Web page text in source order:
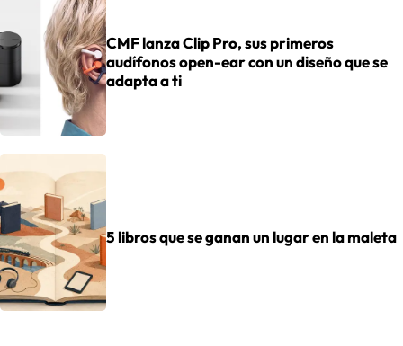
CMF lanza Clip Pro, sus primeros
audífonos open-ear con un diseño que se
adapta a ti
5 libros que se ganan un lugar en la maleta